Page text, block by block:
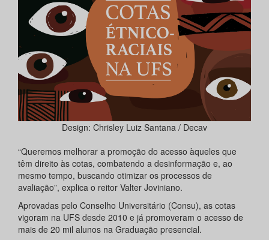
Design: Chrisley Luiz Santana / Decav
“Queremos melhorar a promoção do acesso àqueles que
têm direito às cotas, combatendo a desinformação e, ao
mesmo tempo, buscando otimizar os processos de
avaliação”, explica o reitor Valter Joviniano.
Aprovadas pelo Conselho Universitário (Consu), as cotas
vigoram na UFS desde 2010 e já promoveram o acesso de
mais de 20 mil alunos na Graduação presencial.